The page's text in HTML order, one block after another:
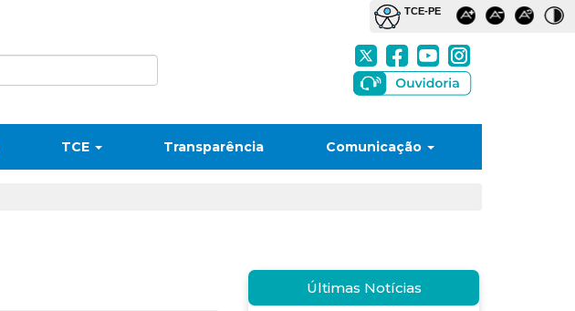
TCE Transparência Comunicação
Últimas Notícias